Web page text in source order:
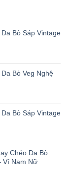
Bò Sáp Vintage
VND.
Bò Veg Nghệ
Bò Sáp Vintage
VND.
Chéo Da Bò
Ví Nam Nữ